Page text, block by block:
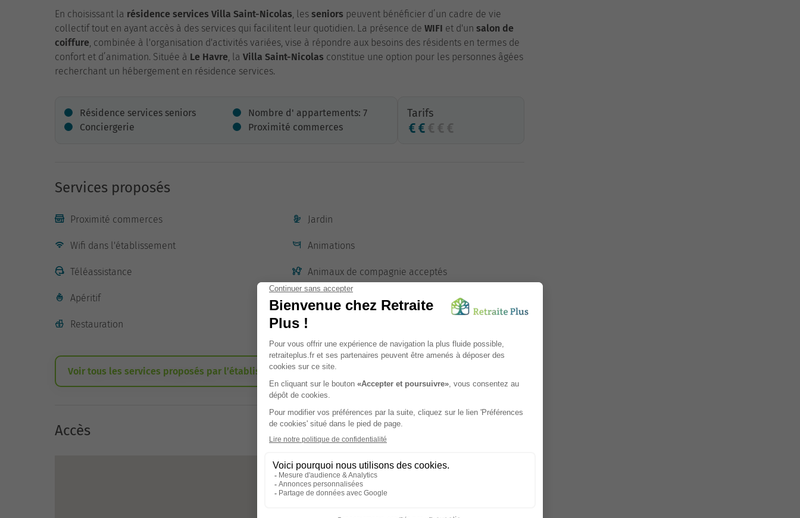
En choisissant la résidence services Villa Saint-Nicolas, les seniors peuvent bénéficier d’un cadre de vie
collectif tout en ayant accès à des services qui facilitent leur quotidien. La présence de WIFI et d'un salon de
coiffure, combinée à l'organisation d'activités variées, vise à répondre aux besoins des résidents en termes de
confort et d’animation. Située à Le Havre, la Villa Saint-Nicolas constitue une option pour les personnes âgées
recherchant un hébergement en résidence services.
Résidence services seniors
Nombre d' appartements: 7
Conciergerie
Proximité commerces
Tarifs
Services proposés
Proximité commerces Jardin
Wifi dans l'établissement Animations
Téléassistance Animaux de compagnie acceptés
Apéritif Conciergerie
Restauration
Voir tous les services proposés par l’établissement
Accès